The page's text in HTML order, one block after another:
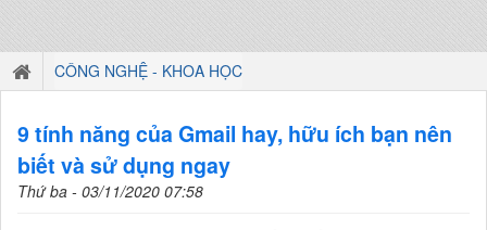
CÔNG NGHỆ - KHOA HỌC
9 tính năng của Gmail hay, hữu ích bạn nên
biết và sử dụng ngay
Thứ ba - 03/11/2020 07:58